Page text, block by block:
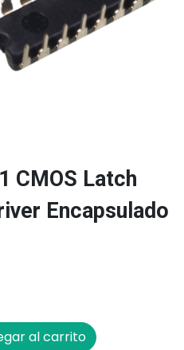
CMOS Latch
Encapsulado
al carrito